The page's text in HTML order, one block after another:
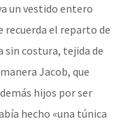
un vestido entero
el reparto de
sin costura, tejida de
Jacob, que
hijos por ser
hecho «una túnica